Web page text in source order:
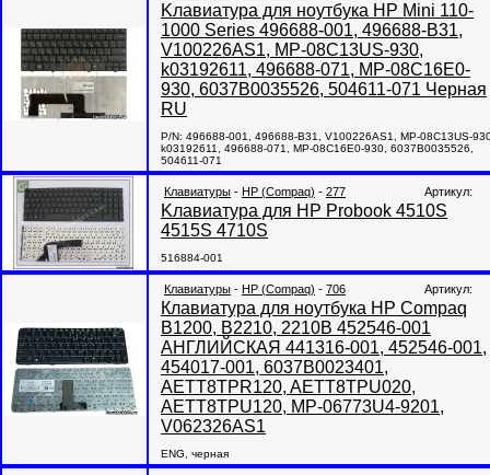
Kлавиатура для ноутбука HP Mini 110-
1000 Series 496688-001, 496688-B31,
V100226AS1, MP-08C13US-930,
k03192611, 496688-071, MP-08C16E0-
930, 6037B0035526, 504611-071 Черная
RU
P/N: 496688-001, 496688-B31, V100226AS1, MP-08C13US-
k03192611, 496688-071, MP-08C16E0-930, 6037B0035526,
504611-071
Клавиатуры - HP (Compaq) - 277 Артикул:
Kлавиатура для HP Probook 4510S
4515S 4710S
516884-001
Клавиатуры - HP (Compaq) - 706 Артикул:
Клавиатура для ноутбука HP Compaq
B1200, B2210, 2210B 452546-001
АНГЛИЙСКАЯ 441316-001, 452546-001,
454017-001, 6037B0023401,
AETT8TPR120, AETT8TPU020,
AETT8TPU120, MP-06773U4-9201,
V062326AS1
ENG, черная